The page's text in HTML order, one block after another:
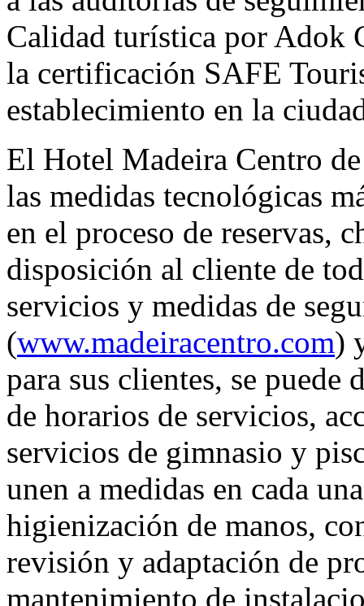
Calidad turística por Adok
la certificación SAFE
establecimiento en la
El Hotel Madeira Centro
las medidas tecnológicas
en el proceso de reservas,
disposición al cliente de
servicios y medidas de
(www.madeiracentro.com)
para sus clientes, se
de horarios de servicios,
servicios de gimnasio y
unen a medidas en cada
higienización de manos,
revisión y adaptación de
mantenimiento de